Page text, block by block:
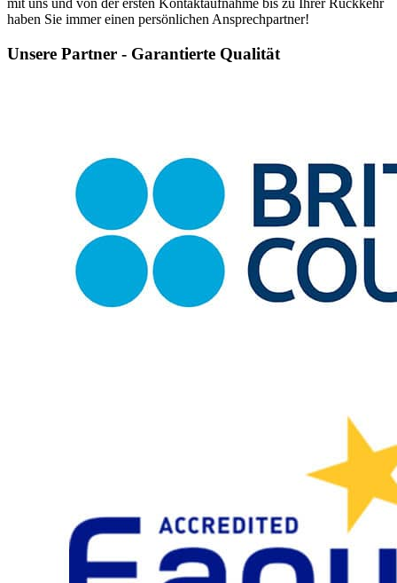
mit uns und von der ersten Kontaktaufnahme bis zu Ihrer Rückkehr
haben Sie immer einen persönlichen Ansprechpartner!
Unsere Partner - Garantierte Qualität